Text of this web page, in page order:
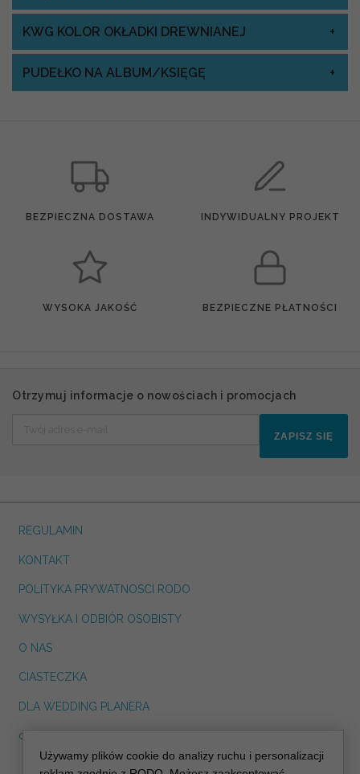
KWG KOLOR OKŁADKI DREWNIANEJ
PUDEŁKO NA ALBUM/KSIĘGĘ
BEZPIECZNA DOSTAWA INDYWIDUALNY PROJEKT
WYSOKA JAKOŚĆ BEZPIECZNE PŁATNOŚCI
Otrzymuj informacje o nowościach i promocjach
ZAPISZ SIĘ
REGULAMIN
KONTAKT
POLITYKA PRYWATNOSCI RODO
WYSYŁKA I ODBIÓR OSOBISTY
O NAS
CIASTECZKA
DLA WEDDING PLANERA
dreskot.com
info@decoris.pl
Używamy plików cookie do analizy ruchu i personalizacji